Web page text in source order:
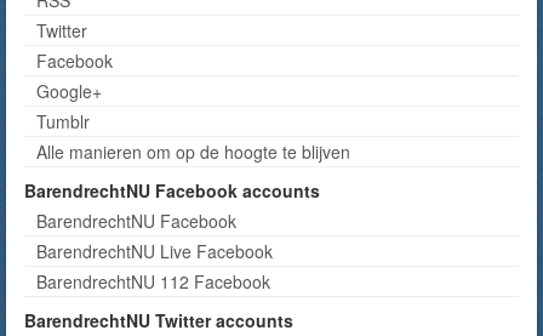
Twitter
Facebook
Google+
Tumblr
Alle manieren om op de hoogte te blijven
BarendrechtNU Facebook accounts
BarendrechtNU Facebook
BarendrechtNU Live Facebook
BarendrechtNU 112 Facebook
BarendrechtNU Twitter accounts